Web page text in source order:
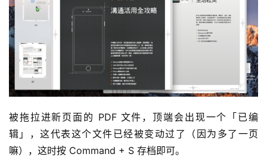
被拖拉进新页面的 PDF 文件，顶端会出现一个「已编
辑」，这代表这个文件已经被变动过了（因为多了一页
嘛），这时按 Command + S 存档即可。